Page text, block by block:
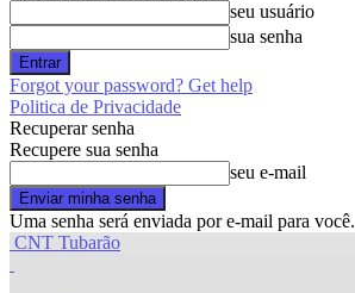
seu usuário
sua senha
Forgot your password? Get help
Politica de Privacidade
Recuperar senha
Recupere sua senha
seu e-mail
Uma senha será enviada por e-mail para você.
CNT Tubarão